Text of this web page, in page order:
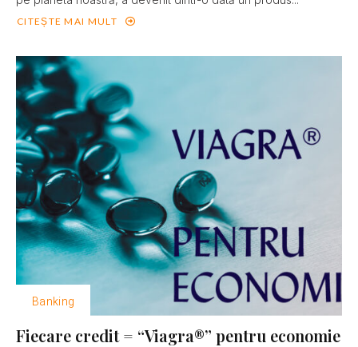
CITEȘTE MAI MULT
Banking
Fiecare credit = “Viagra®” pentru economie